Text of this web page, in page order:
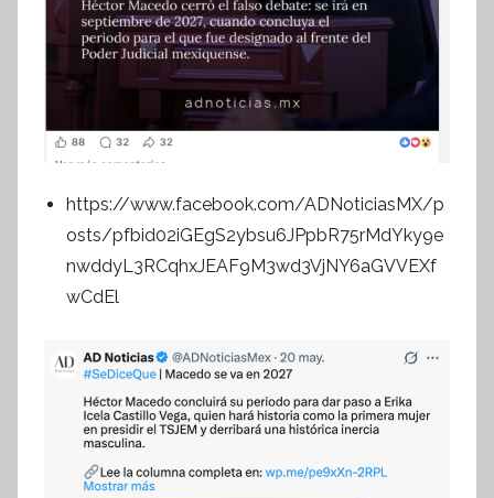
https://www.facebook.com/ADNoticiasMX/p
osts/pfbid02iGEgS2ybsu6JPpbR75rMdYky9e
nwddyL3RCqhxJEAF9M3wd3VjNY6aGVVEXf
wCdEl